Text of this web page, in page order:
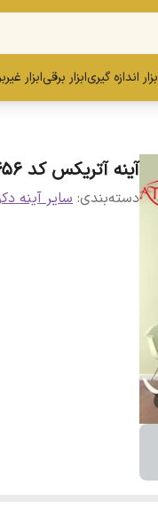
اندازه گیریابزار برقیابزار
آینه آتریکس کد MD456
دسته‌بندی: سایر آینه